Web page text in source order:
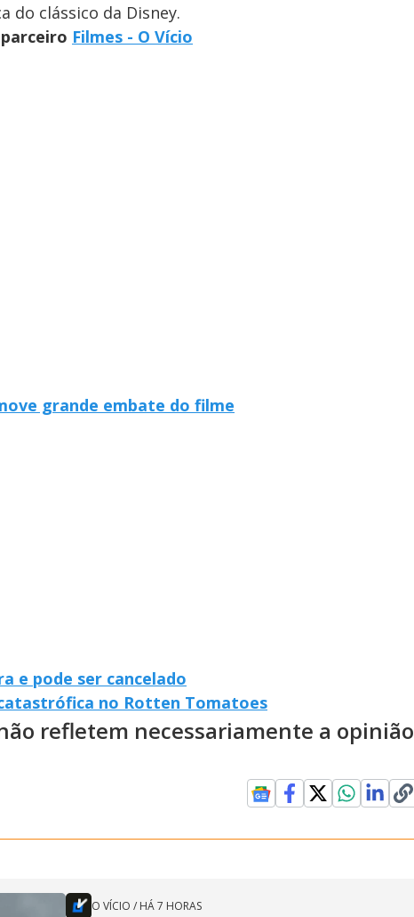
do clássico da Disney.
Filmes - O Vício
grande embate do filme
e pode ser cancelado
no Rotten Tomatoes
refletem necessariamente a opinião
O VÍCIO / HÁ 7 HORAS